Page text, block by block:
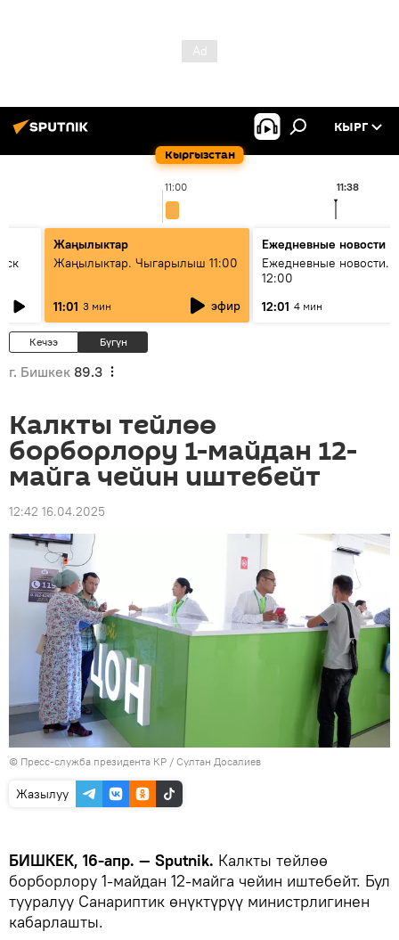
Кыргызстан
КЫРГ
11:00 11:38
Жаңылыктар
Жаңылыктар. Чыгарылыш 11:00
11:01 3 мин эфир
Ежедневные новости
Ежедневные новости.
12:00
12:01 4 мин
Кечээ Бүгүн
г. Бишкек 89.3
Калкты тейлөө
борборлору 1-майдан 12-
майга чейин иштебейт
12:42 16.04.2025
© Пресс-служба президента КР / Султан Досалиев
Жазылуу
БИШКЕК, 16-апр. — Sputnik. Калкты тейлөө
борборлору 1-майдан 12-майга чейин иштебейт. Бул
тууралуу Санариптик өнүктүрүү министрлигинен
кабарлашты.